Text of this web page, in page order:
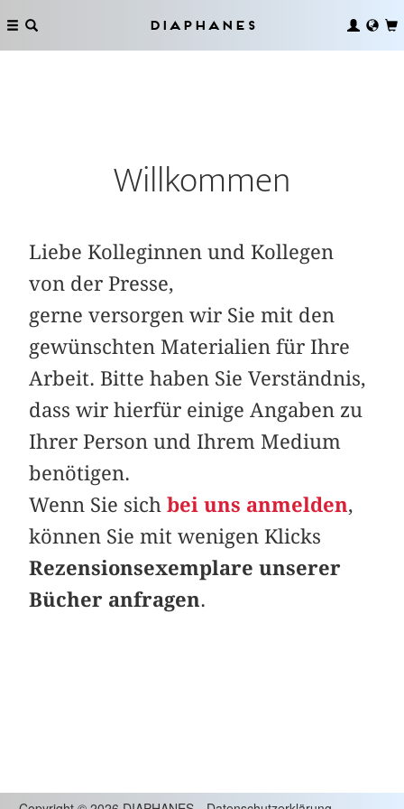
Diaphanes
Willkommen
Liebe Kolleginnen und Kollegen
von der Presse,
gerne versorgen wir Sie mit den
gewünschten Materialien für Ihre
Arbeit. Bitte haben Sie Verständnis,
dass wir hierfür einige Angaben zu
Ihrer Person und Ihrem Medium
benötigen.
Wenn Sie sichbei uns anmelden,
können Sie mit wenigen Klicks
Rezensionsexemplare unserer
Bücher anfragen.